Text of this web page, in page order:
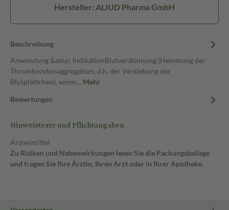
Hersteller: ALIUD Pharma GmbH
Beschreibung
Anwendung &amp; IndikationBlutverdünnung (Hemmung der
Thrombozytenaggregation, d.h. der Verklebung der
Blutplättchen), wenn… Mehr
Bewertungen
Hinweistexte und Pflichtangaben
Arzneimittel
Zu Risiken und Nebenwirkungen lesen Sie die Packungsbeilage
und fragen Sie Ihre Ärztin, Ihren Arzt oder in Ihrer Apotheke.